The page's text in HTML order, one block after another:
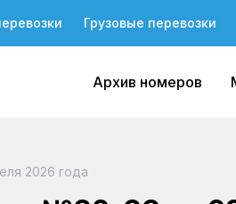
Грузовые перевозки
Архив номеров
2026 года